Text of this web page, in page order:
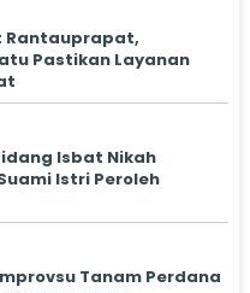
Rantauprapat,
Pastikan Layanan
Isbat Nikah
Istri Peroleh
Tanam Perdana